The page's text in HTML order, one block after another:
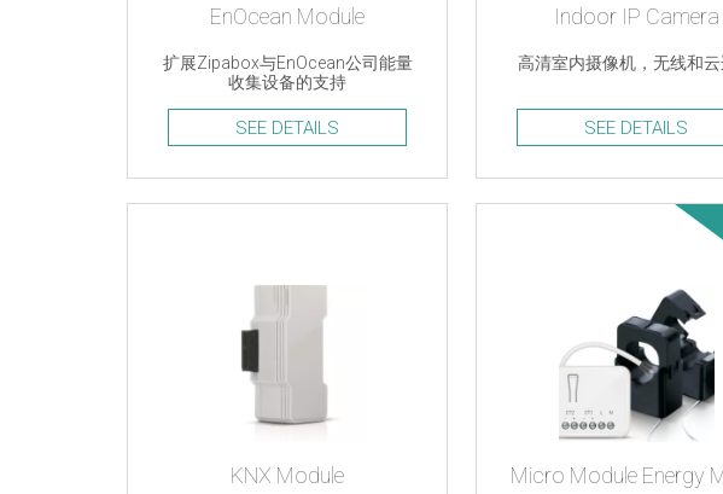
EnOcean Module
扩展Zipabox与EnOcean公司能量
收集设备的支持
SEE DETAILS
Indoor IP Camera
高清室内摄像机，无线和
SEE DETAILS
KNX Module Micro Module Energy